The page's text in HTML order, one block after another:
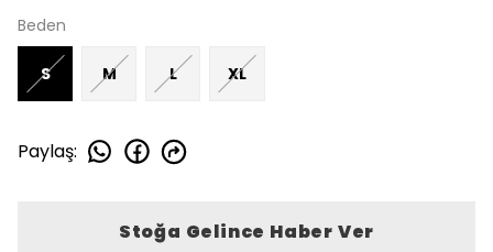
Beden
S M L XL
Paylaş:
Stoğa Gelince Haber Ver